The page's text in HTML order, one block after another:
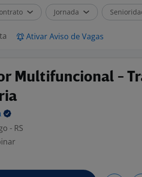
Jornada
Ativar Aviso de Vagas
Multifuncional -
- RS